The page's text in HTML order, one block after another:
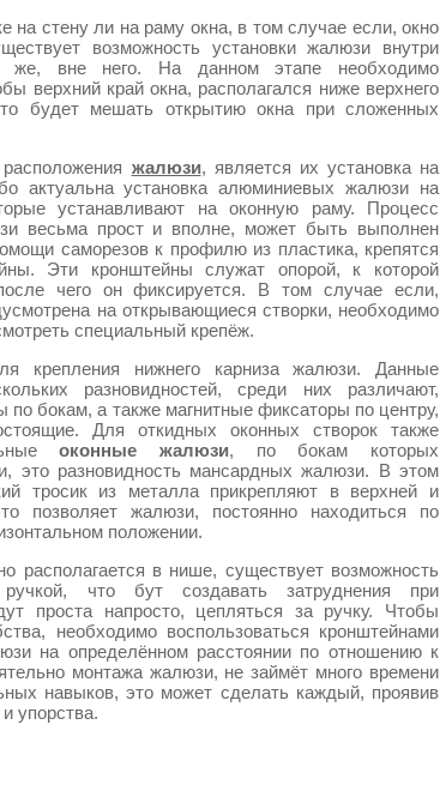
на стену ли на раму окна, в том случае если, окно
возможность установки жалюзи внутри
же, вне него. На данном этапе необходимо
верхний край окна, располагался ниже верхнего
будет мешать открытию окна при сложенных
жалюзи, является их установка на
актуальна установка алюминиевых жалюзи на
устанавливают на оконную раму. Процесс
весьма прост и вполне, может быть выполнен
саморезов к профилю из пластика, крепятся
Эти кронштейны служат опорой, к которой
чего он фиксируется. В том случае если,
на открывающиеся створки, необходимо
специальный крепёж.
крепления нижнего карниза жалюзи. Данные
разновидностей, среди них различают,
по бокам, а также магнитные фиксаторы по центру,
Для откидных оконных створок также
оконные жалюзи, по бокам которых
это разновидность мансардных жалюзи. В этом
тросик из металла прикрепляют в верхней и
позволяет жалюзи, постоянно находиться по
положении.
располагается в нише, существует возможность
что бут создавать затруднения при
проста напросто, цепляться за ручку. Чтобы
необходимо воспользоваться кронштейнами
на определённом расстоянии по отношению к
монтажа жалюзи, не займёт много времени
навыков, это может сделать каждый, проявив
упорства.